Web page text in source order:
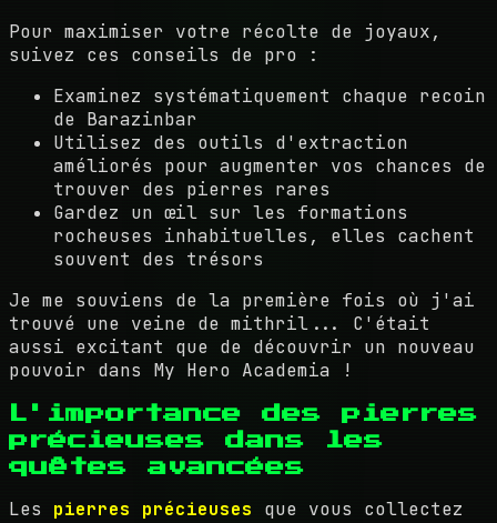
Pour maximiser votre récolte de joyaux,
suivez ces conseils de pro :
Examinez systématiquement chaque recoin
de Barazinbar
Utilisez des outils d'extraction
améliorés pour augmenter vos chances de
trouver des pierres rares
Gardez un œil sur les formations
rocheuses inhabituelles, elles cachent
souvent des trésors
Je me souviens de la première fois où j'ai
trouvé une veine de mithril... C'était
aussi excitant que de découvrir un nouveau
pouvoir dans My Hero Academia !
L'importance des pierres
précieuses dans les
quêtes avancées
Les pierres précieuses que vous collectez